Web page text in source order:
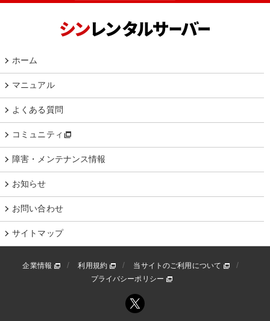
ホーム
マニュアル
よくある質問
コミュニティ
障害・メンテナンス情報
お知らせ
お問い合わせ
サイトマップ
企業情報 利用規約
当サイトのご利用について
プライバシーポリシー